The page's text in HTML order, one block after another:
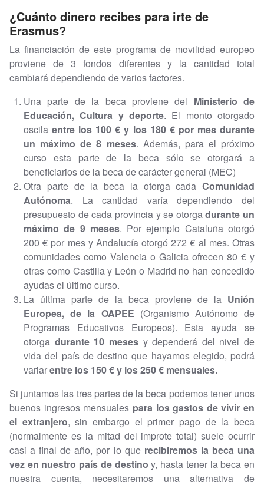
¿Cuánto dinero recibes para irte de
Erasmus?
La financiación de este programa de movilidad europeo
proviene de 3 fondos diferentes y la cantidad total
cambiará dependiendo de varios factores.
Una parte de la beca proviene del Ministerio de
Educación, Cultura y deporte. El monto otorgado
oscilaentre los 100 € y los 180 € por mes durante
un máximo de 8 meses. Además, para el próximo
curso esta parte de la beca sólo se otorgará a
beneficiarios de la beca de carácter general (MEC)
Otra parte de la beca la otorga cada Comunidad
Autónoma. La cantidad varía dependiendo del
presupuesto de cada provincia y se otorgadurante un
máximo de 9 meses. Por ejemplo Cataluña otorgó
200 € por mes y Andalucía otorgó 272 € al mes. Otras
comunidades como Valencia o Galicia ofrecen 80 € y
otras como Castilla y León o Madrid no han concedido
ayudas el último curso.
La última parte de la beca proviene de la Unión
Europea, de la OAPEE (Organismo Autónomo de
Programas Educativos Europeos). Esta ayuda se
otorga durante 10 mesesy dependerá del nivel de
vida del país de destino que hayamos elegido, podrá
variarentre los 150 € y los 250 € mensuales.
Si juntamos las tres partes de la beca podemos tener unos
buenos ingresos mensuales para los gastos de vivir en
el extranjero, sin embargo el primer pago de la beca
(normalmente es la mitad del improte total) suele ocurrir
casi a final de año, por lo que recibiremos la beca una
vez en nuestro país de destino y, hasta tener la beca en
nuestra cuenta, necesitaremos una alternativa de